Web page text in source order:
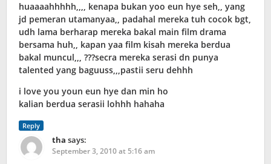
huaaaahhhhh,,,, kenapa bukan yoo eun hye seh,, yang
jd pemeran utamanyaa,, padahal mereka tuh cocok bgt,
udh lama berharap mereka bakal main film drama
bersama huh,, kapan yaa film kisah mereka berdua
bakal muncul,,, ???secra mereka serasi dn punya
talented yang baguuss,,,pastii seru dehhh
i love you youn eun hye dan min ho
kalian berdua serasii lohhh hahaha
Reply
tha says:
September 3, 2010 at 5:16 am